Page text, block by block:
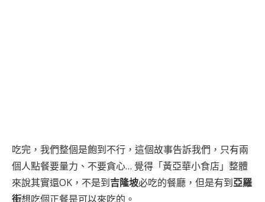
吃完，我們整個是飽到不行，這個故事告訴我們，只有兩
個人點餐要量力、不要貪心… 覺得「黃亞華小食店」整體
來說其實還OK，不是到吉隆坡必吃的餐廳，但是有到亞羅
街想吃個正餐是可以來吃的。